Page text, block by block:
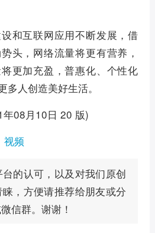
和互联网应用不断发展，借
头，网络流量将更有营养，
更加充盈，普惠化、个性化
多人创造美好生活。
年08月10日 20 版)
视频
的认可，以及对我们原创
，方便请推荐给朋友或分
信群。谢谢！